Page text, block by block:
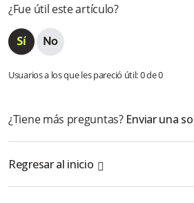
¿Cómo veré reflejadas las
de pago?
¿Fue útil este artículo?
Usuarios a los que les pareció útil: 0 de 0
¿Tiene más preguntas? Enviar una
Regresar al inicio